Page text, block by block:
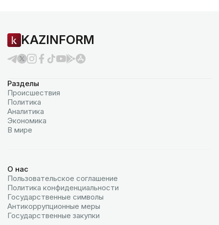
KAZINFORM
Разделы
Происшествия
Политика
Аналитика
Экономика
В мире
О нас
Пользовательское соглашение
Политика конфиденциальности
Государственные символы
Антикоррупционные меры
Государственные закупки